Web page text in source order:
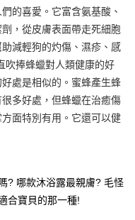
的喜愛。它富含氨基酸、
，從皮膚表面帶走死細胞
減輕狗的灼傷、濕疹、感
吹捧蜂蠟對人類健康的好
處是相似的。蜜蜂產生蜂
多好處，但蜂蠟在治癒傷
面特別有用。它還可以健
? 哪款沐浴露最親膚? 毛怪
合寶貝的那一種!